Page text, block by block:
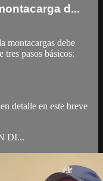
d...
montacargas debe
tres pasos básicos:
detalle en este breve
DI...